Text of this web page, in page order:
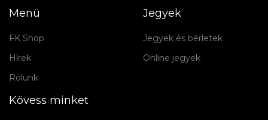
Menü
FK Shop
Hírek
Rólunk
Jegyek
Jegyek és bérletek
Online jegyek
Kövess minket